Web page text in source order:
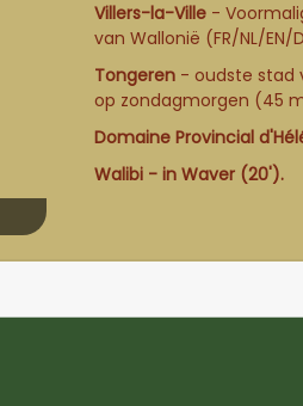
Villers-la-Ville -
van Wallonië (FR/NL/EN/
Tongeren - oudste stad
op zondagmorgen (45
Domaine Provincial
Walibi - in Waver (20').